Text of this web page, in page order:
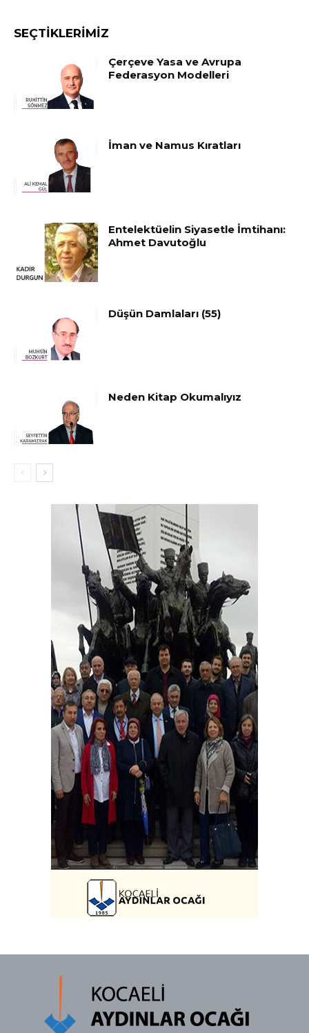
SEÇTIKLERIMIZ
Çerçeve Yasa ve Avrupa
Federasyon Modelleri
İman ve Namus Kıratları
Entelektüelin Siyasetle İmtihanı:
Ahmet Davutoğlu
Düşün Damlaları (55)
Neden Kitap Okumalıyız